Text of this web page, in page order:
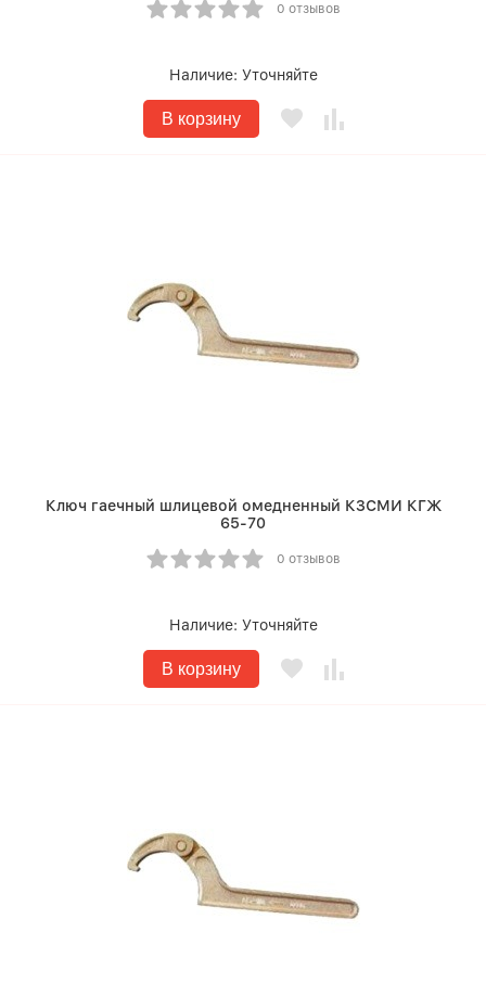
0 отзывов
Наличие: Уточняйте
В корзину
Ключ гаечный шлицевой омедненный КЗСМИ КГЖ
65-70
0 отзывов
Наличие: Уточняйте
В корзину